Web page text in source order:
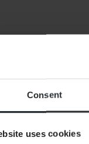
Consent
uses cookies